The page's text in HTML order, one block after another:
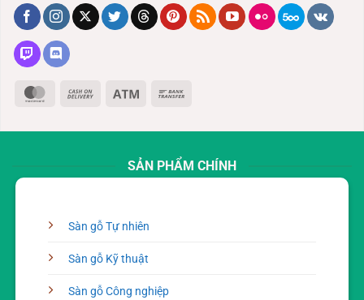
MasterCard
Cash
Delivery
Atm
SẢN PHẨM CHÍNH
Sàn gỗ Tự nhiên
Sàn gỗ Kỹ thuật
Sàn gỗ Công nghiệp